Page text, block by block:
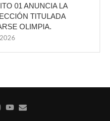
01 ANUNCIA LA
TITULADA
OLIMPIA.